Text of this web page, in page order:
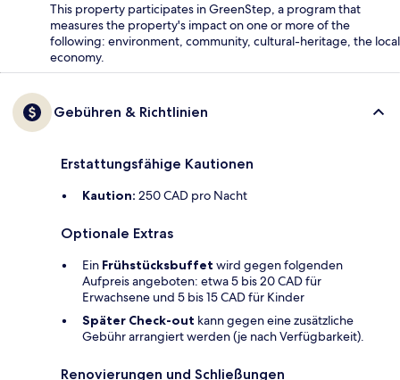
This property participates in GreenStep, a program that
measures the property's impact on one or more of the
following: environment, community, cultural-heritage, the local
economy.
Gebühren & Richtlinien
Erstattungsfähige Kautionen
Kaution: 250 CAD pro Nacht
Optionale Extras
Ein Frühstücksbuffet wird gegen folgenden
Aufpreis angeboten: etwa 5 bis 20 CAD für
Erwachsene und 5 bis 15 CAD für Kinder
Später Check-out kann gegen eine zusätzliche
Gebühr arrangiert werden (je nach Verfügbarkeit).
Renovierungen und Schließungen